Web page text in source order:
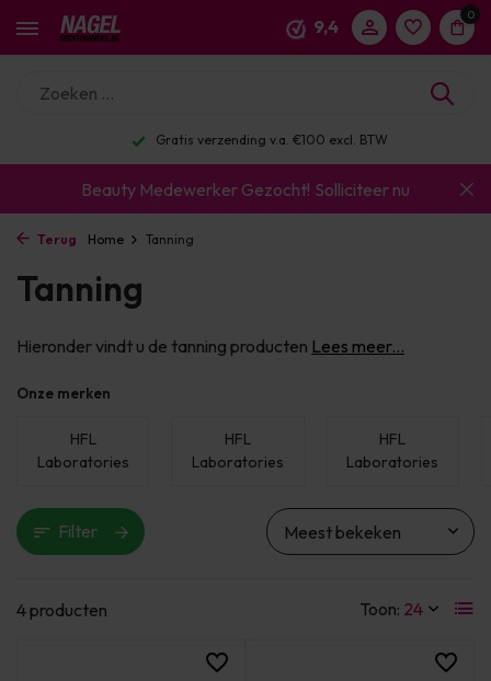
9,4
0
Gratis verzending v.a. €100 excl. BTW
Beauty Medewerker Gezocht! Solliciteer nu
Terug Home Tanning
Tanning
Hieronder vindt u de tanning producten Lees meer...
Onze merken
HFL
Laboratories
HFL
Laboratories
HFL
Laboratories
Filter
4 producten Toon: